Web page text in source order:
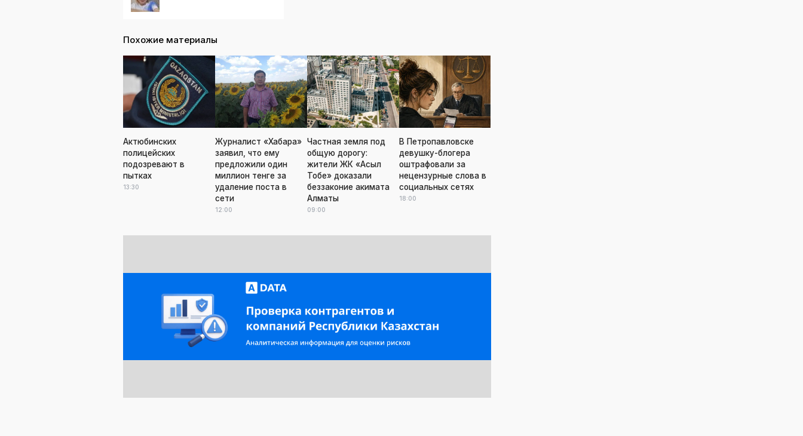
Похожие материалы
Актюбинских
полицейских
подозревают в
пытках
13:30
Журналист «Хабара»
заявил, что ему
предложили один
миллион тенге за
удаление поста в
сети
12:00
Частная земля под
общую дорогу:
жители ЖК «Асыл
Тобе» доказали
беззаконие акимата
Алматы
09:00
В Петропавловске
девушку-блогера
оштрафовали за
нецензурные слова в
социальных сетях
18:00